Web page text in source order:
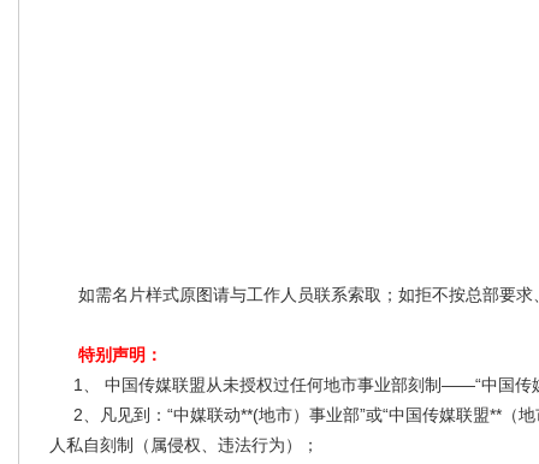
如需名片样式原图请与工作人员联系索取；如拒不按总部要求
特别声明：
1、 中国传媒联盟从未授权过任何地市事业部刻制——“中国传
2、凡见到：“中媒联动**(地市）事业部”或“中国传媒联盟**（
人私自刻制（属侵权、违法行为）；